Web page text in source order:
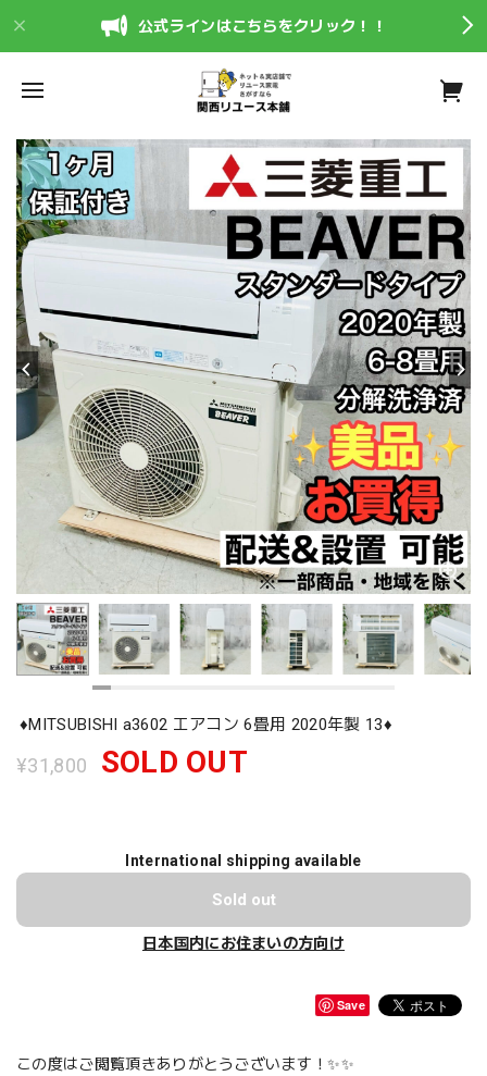
公式ラインはこちらをクリック！！
♦️MITSUBISHI a3602 エアコン 6畳用 2020年製 13♦️
¥31,800 SOLD OUT
International shipping available
Sold out
日本国内にお住まいの方向け
Save
この度はご閲覧頂きありがとうございます！✨✨